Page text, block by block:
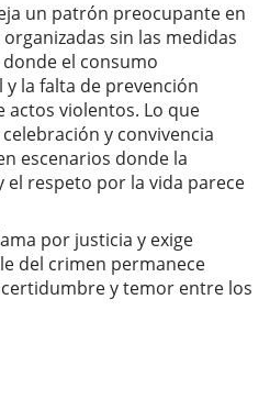
un patrón preocupante en
sin las medidas
el consumo
la falta de prevención
violentos. Lo que
y convivencia
escenarios donde la
el respeto por la vida parece
por justicia y exige
del crimen permanece
y temor entre los